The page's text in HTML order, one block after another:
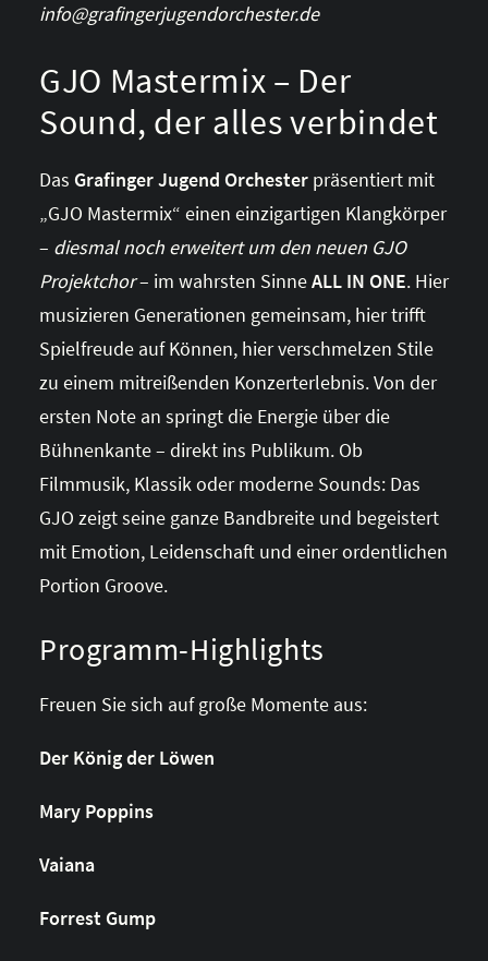
info@grafingerjugendorchester.de
GJO Mastermix – Der
Sound, der alles verbindet
Das Grafinger Jugend Orchester präsentiert mit
„GJO Mastermix“ einen einzigartigen Klangkörper
– diesmal noch erweitert um den neuen GJO
Projektchor– im wahrsten SinneALL IN ONE. Hier
musizieren Generationen gemeinsam, hier trifft
Spielfreude auf Können, hier verschmelzen Stile
zu einem mitreißenden Konzerterlebnis. Von der
ersten Note an springt die Energie über die
Bühnenkante – direkt ins Publikum. Ob
Filmmusik, Klassik oder moderne Sounds: Das
GJO zeigt seine ganze Bandbreite und begeistert
mit Emotion, Leidenschaft und einer ordentlichen
Portion Groove.
Programm-Highlights
Freuen Sie sich auf große Momente aus:
Der König der Löwen
Mary Poppins
Vaiana
Forrest Gump